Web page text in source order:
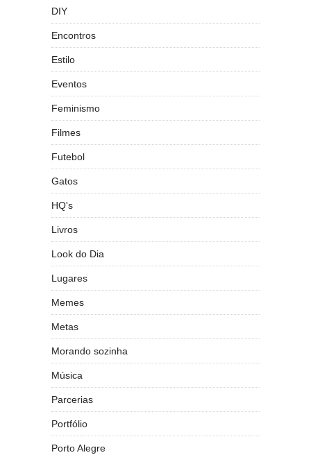
DIY
Encontros
Estilo
Eventos
Feminismo
Filmes
Futebol
Gatos
HQ's
Livros
Look do Dia
Lugares
Memes
Metas
Morando sozinha
Música
Parcerias
Portfólio
Porto Alegre